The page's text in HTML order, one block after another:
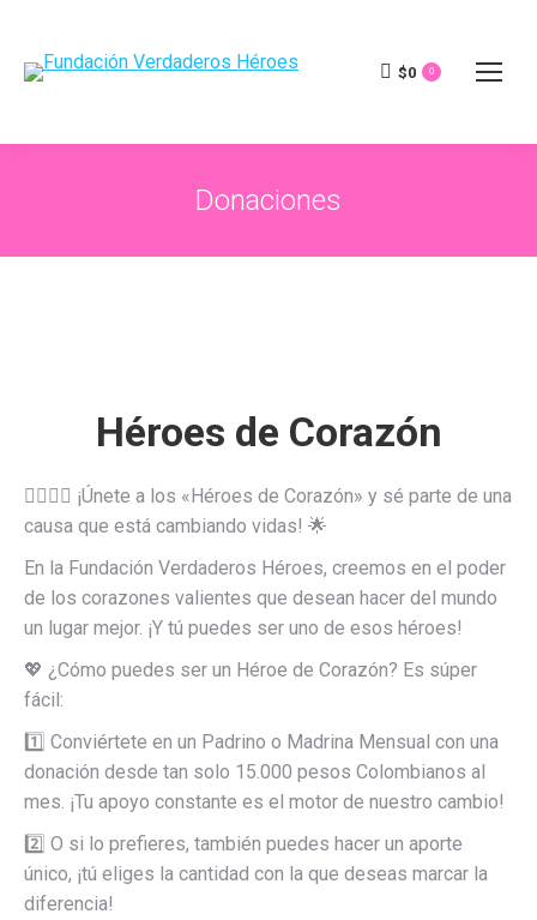
$0 0
Donaciones
Héroes de Corazón
🦸‍♀️🦸‍♂️ ¡Únete a los «Héroes de Corazón» y sé parte de una
causa que está cambiando vidas! 🌟
En la Fundación Verdaderos Héroes, creemos en el poder
de los corazones valientes que desean hacer del mundo
un lugar mejor. ¡Y tú puedes ser uno de esos héroes!
💖 ¿Cómo puedes ser un Héroe de Corazón? Es súper
fácil:
1️⃣ Conviértete en un Padrino o Madrina Mensual con una
donación desde tan solo 15.000 pesos Colombianos al
mes. ¡Tu apoyo constante es el motor de nuestro cambio!
2️⃣ O si lo prefieres, también puedes hacer un aporte
único, ¡tú eliges la cantidad con la que deseas marcar la
diferencia!